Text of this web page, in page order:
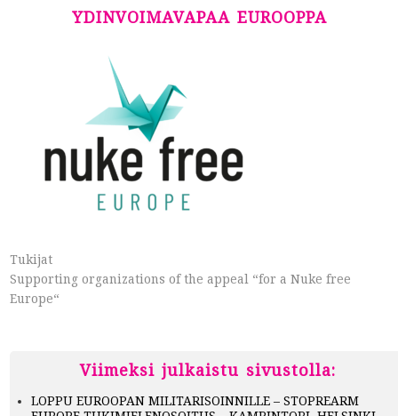
YDINVOIMAVAPAA EUROOPPA
Tukijat
Supporting organizations of the appeal “for a Nuke free
Europe“
Viimeksi julkaistu sivustolla:
LOPPU EUROOPAN MILITARISOINNILLE – STOPREARM